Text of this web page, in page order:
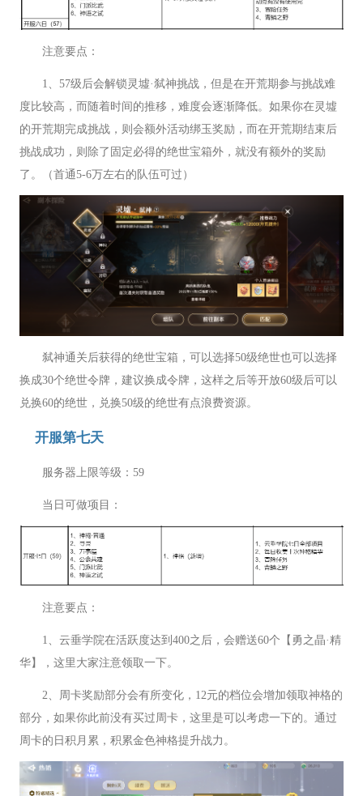
注意要点：
1、57级后会解锁灵墟·弑神挑战，但是在开荒期参与挑战难
度比较高，而随着时间的推移，难度会逐渐降低。如果你在灵墟
的开荒期完成挑战，则会额外活动绑玉奖励，而在开荒期结束后
挑战成功，则除了固定必得的绝世宝箱外，就没有额外的奖励
了。（首通5-6万左右的队伍可过）
弑神通关后获得的绝世宝箱，可以选择50级绝世也可以选择
换成30个绝世令牌，建议换成令牌，这样之后等开放60级后可以
兑换60的绝世，兑换50级的绝世有点浪费资源。
开服第七天
服务器上限等级：59
当日可做项目：
注意要点：
1、云垂学院在活跃度达到400之后，会赠送60个【勇之晶·精
华】，这里大家注意领取一下。
2、周卡奖励部分会有所变化，12元的档位会增加领取神格的
部分，如果你此前没有买过周卡，这里是可以考虑一下的。通过
周卡的日积月累，积累金色神格提升战力。